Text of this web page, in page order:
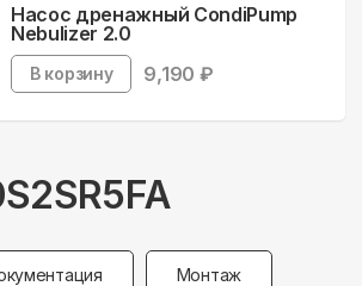
Насос дренажный CondiPump
Nebulizer 2.0
В корзину 9,190 ₽
Монтаж